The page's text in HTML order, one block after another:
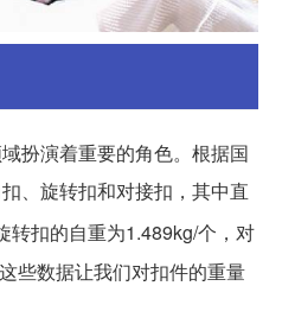
扮演着重要的角色。根据国
、旋转扣和对接扣，其中直
转扣的自重为1.489kg/个，对
些数据让我们对扣件的重量